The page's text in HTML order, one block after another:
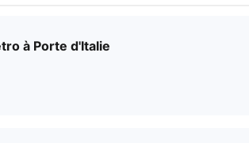
à Porte d'Italie